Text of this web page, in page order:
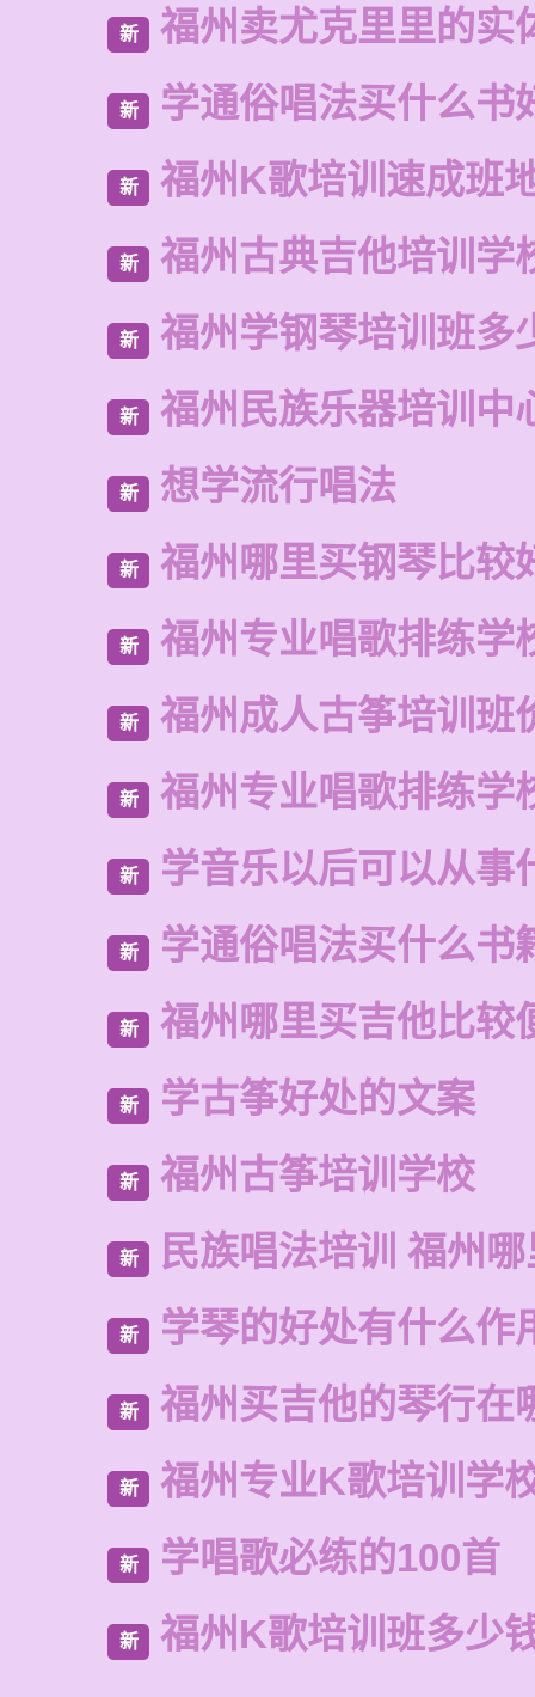
新 福州卖尤克里里的实
新 学通俗唱法买什么书
新 福州K歌培训速成班
新 福州古典吉他培训学
新 福州学钢琴培训班多
新 福州民族乐器培训中
新 想学流行唱法
新 福州哪里买钢琴比较
新 福州专业唱歌排练学
新 福州成人古筝培训班
新 福州专业唱歌排练学
新 学音乐以后可以从事
新 学通俗唱法买什么书
新 福州哪里买吉他比较
新 学古筝好处的文案
新 福州古筝培训学校
新 民族唱法培训 福州
新 学琴的好处有什么作
新 福州买吉他的琴行在
新 福州专业K歌培训学
新 学唱歌必练的100首
新 福州K歌培训班多少